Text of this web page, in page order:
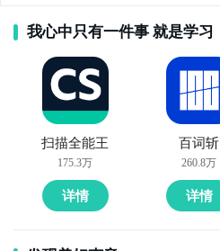
我心中只有一件事 就是学习
扫描全能王
175.3万
详情
百词斩
260.8万
详情